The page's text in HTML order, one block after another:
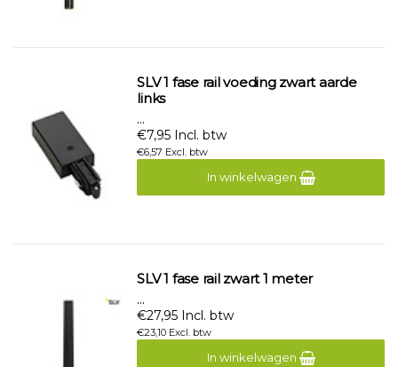
SLV 1 fase rail voeding zwart aarde
links
...
€7,95 Incl. btw
€6,57 Excl. btw
In winkelwagen
SLV 1 fase rail zwart 1 meter
...
€27,95 Incl. btw
€23,10 Excl. btw
In winkelwagen